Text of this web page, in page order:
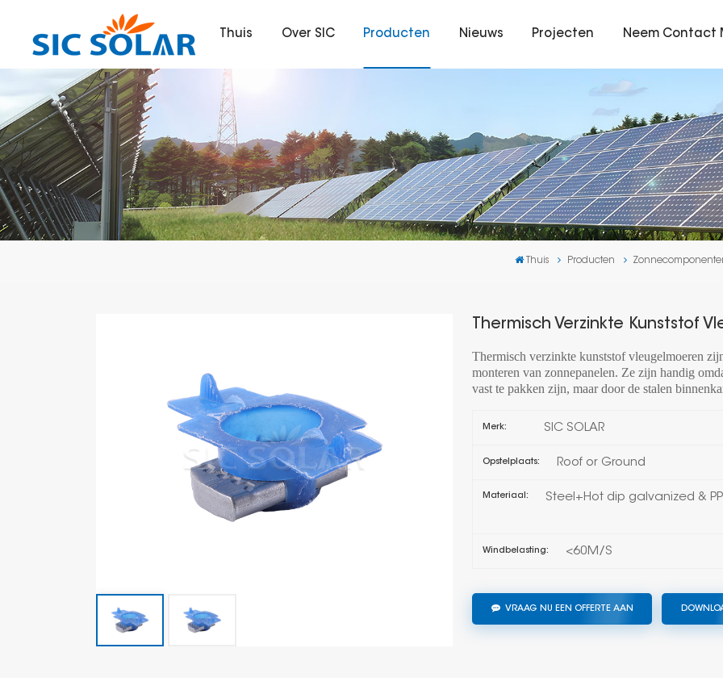
Thuis Over SIC Producten Nieuws Projecten Neem Contact
Thuis Producten
Thermisch Verzinkte Kunststof
Thermisch verzinkte kunststof vleugelmoeren
monteren van zonnepanelen. Ze zijn handig
vast te pakken zijn, maar door de stalen
Merk: SIC SOLAR
Opstelplaats: Roof or Ground
Materiaal: Steel+Hot dip galvanized & PP
Windbelasting: <60M/S
VRAAG NU EEN OFFERTE AAN